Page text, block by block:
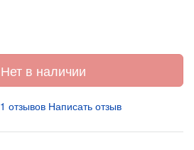
Нет в наличии
1 отзывов Написать отзыв